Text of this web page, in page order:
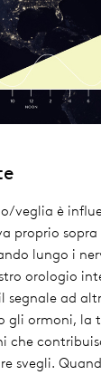
veglia è
proprio
lungo i
orologio
segnale ad
gli ormoni, la
che
svegli.